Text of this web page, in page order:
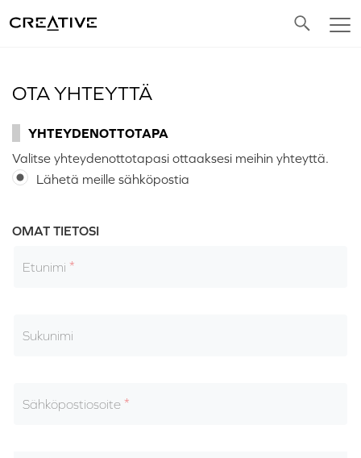
OTA YHTEYTTÄ
YHTEYDENOTTOTAPA
Valitse yhteydenottotapasi ottaaksesi meihin yhteyttä.
Lähetä meille sähköpostia
OMAT TIETOSI
Etunimi
Sukunimi
Sähköpostiosoite